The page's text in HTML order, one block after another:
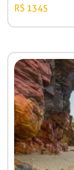
R$ 1345